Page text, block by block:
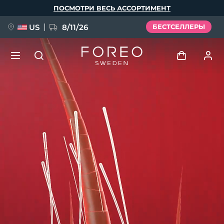
ПОСМОТРИ ВЕСЬ АССОРТИМЕНТ
US 8/11/26 БЕСТСЕЛЛЕРЫ
Профиль пользователя
Мои адреса
Мои подписки
НОВИНКА
FAQ™ Pure Beauty-Tech Elixir
BREAKING NEWS
issa™ Teeth Whitening Set
English Deutsch
Français
Italiano
Svenska
简体中文